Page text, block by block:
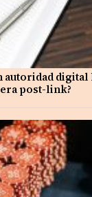
autoridad
post-link?